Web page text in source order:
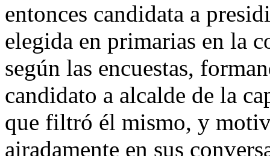
entonces candidata a
elegida en primarias en la
según las encuestas,
candidato a alcalde de la
que filtró él mismo, y
airadamente en sus